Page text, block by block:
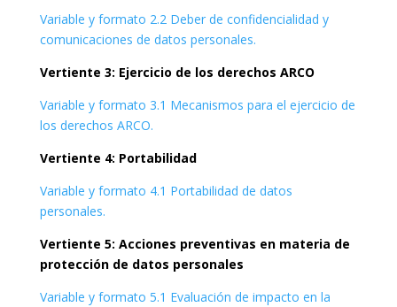
Variable y formato 2.2 Deber de confidencialidad y
comunicaciones de datos personales.
Vertiente 3: Ejercicio de los derechos ARCO
Variable y formato 3.1 Mecanismos para el ejercicio de
los derechos ARCO.
Vertiente 4: Portabilidad
Variable y formato 4.1 Portabilidad de datos
personales.
Vertiente 5: Acciones preventivas en materia de
protección de datos personales
Variable y formato 5.1 Evaluación de impacto en la